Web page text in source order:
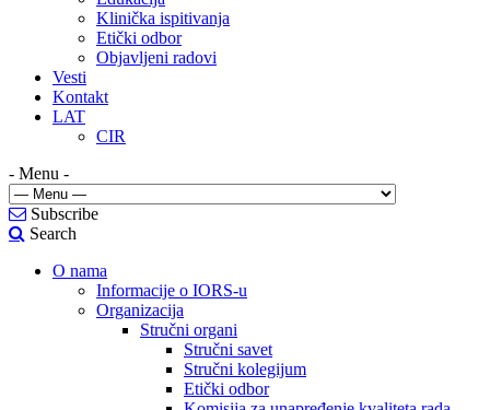
Klinička ispitivanja
Etički odbor
Objavljeni radovi
Vesti
Kontakt
LAT
CIR
- Menu -
Subscribe
Search
O nama
Informacije o IORS-u
Organizacija
Stručni organi
Stručni savet
Stručni kolegijum
Etički odbor